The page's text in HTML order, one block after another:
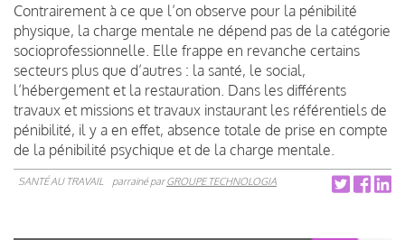
Contrairement à ce que l’on observe pour la pénibilité
physique, la charge mentale ne dépend pas de la catégorie
socioprofessionnelle. Elle frappe en revanche certains
secteurs plus que d’autres : la santé, le social,
l’hébergement et la restauration. Dans les différents
travaux et missions et travaux instaurant les référentiels de
pénibilité, il y a en effet, absence totale de prise en compte
de la pénibilité psychique et de la charge mentale.
SANTÉ AU TRAVAIL parrainé parGROUPE TECHNOLOGIA